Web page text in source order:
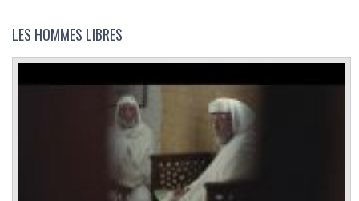
LES HOMMES LIBRES